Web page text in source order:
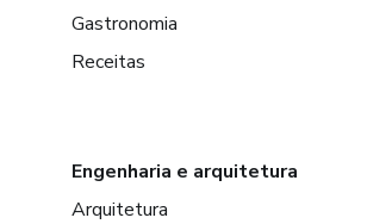
Gastronomia
Receitas
Engenharia e arquitetura
Arquitetura